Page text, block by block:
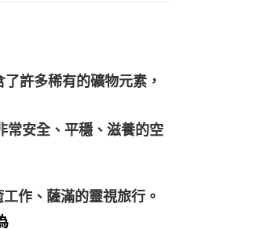
許多稀有的礦物元素，
常安全、平穩、滋養的空
作、薩滿的靈視旅行。